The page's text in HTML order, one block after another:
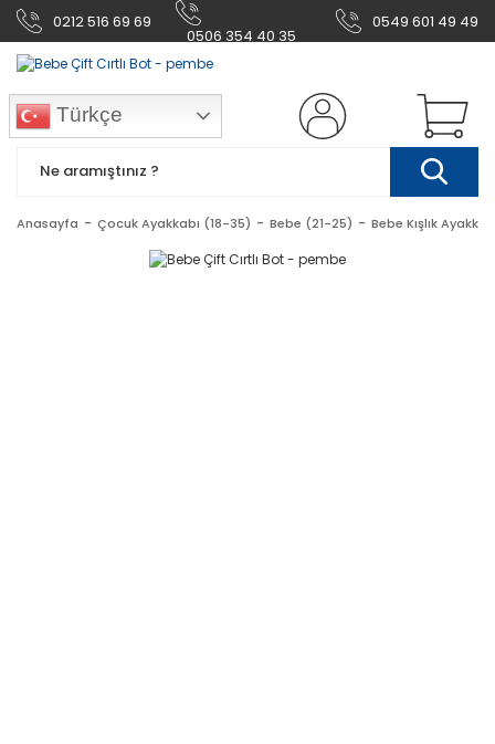
0212 516 69 69
0506 354 40 35
0549 601 49 49
Türkçe
Anasayfa Çocuk Ayakkabı (18-35) Bebe (21-25) Bebe Kışlık